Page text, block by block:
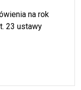
na rok
23 ustawy